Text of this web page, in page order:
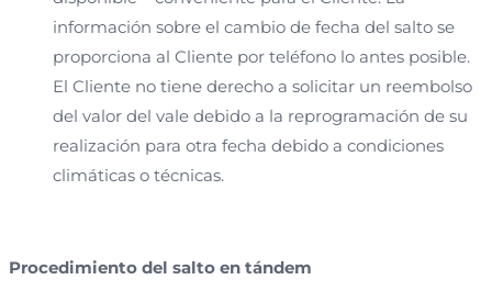
información sobre el cambio de fecha del salto se
proporciona al Cliente por teléfono lo antes posible.
El Cliente no tiene derecho a solicitar un reembolso
del valor del vale debido a la reprogramación de su
realización para otra fecha debido a condiciones
climáticas o técnicas.
Procedimiento del salto en tándem